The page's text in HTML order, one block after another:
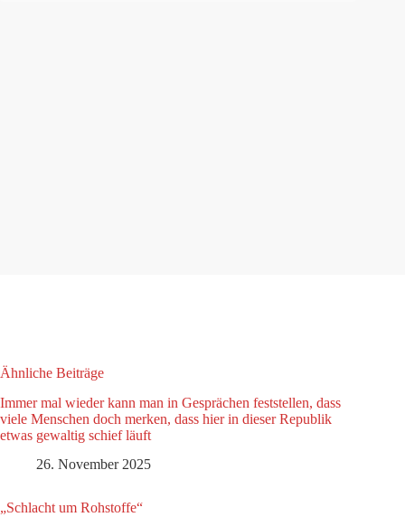
Ähnliche Beiträge
Immer mal wieder kann man in Gesprächen feststellen, dass
viele Menschen doch merken, dass hier in dieser Republik
etwas gewaltig schief läuft
26. November 2025
„Schlacht um Rohstoffe“